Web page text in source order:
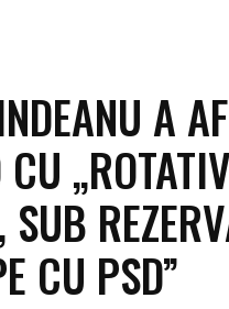
A
SUB
CU PSD”